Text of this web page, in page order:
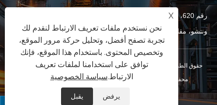
رقم 620، طريق شيزان، مدينة ليوشي، مدينة يويهتشينغ، مدينة
ونتشو، مقاطعة تشجيانغ، الصين
حقوق الطبع والنشر © 2025 Zhejiang Ouyue Electric Co., Ltd. جميع الحقوق
محفوظة.
Links|Sitemap|RSS
|سياسة الخصوصية
X
نحن نستخدم ملفات تعريف الارتباط لنقدم لك
تجربة تصفح أفضل، وتحليل حركة مرور الموقع،
وتخصيص المحتوى. باستخدام هذا الموقع، فإنك
توافق على استخدامنا لملفات تعريف
الارتباط.سياسة الخصوصية
يرفض يقبل